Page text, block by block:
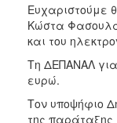
ΠΟΛΙΤΙΣΜΟΣ
Ευχαριστούμε
Κώστα
και του
Τη ΔΕΠΑΝΑΛ για
ευρώ.
Τον υποψήφιο
της παράταξης